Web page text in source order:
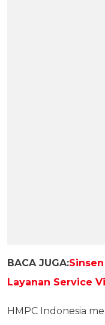
BACA JUGA:
Layanan Service
HMPC Indonesia